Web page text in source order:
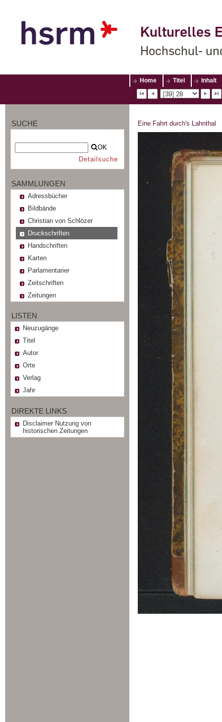
Kulturelles
Hochschul-
Home Titel Inhalt
SUCHE
OK
Detailsuche
SAMMLUNGEN
Adressbücher
Bildbände
Christian von Schlözer
Druckschriften
Handschriften
Karten
Parlamentarier
Zeitschriften
Zeitungen
LISTEN
Neuzugänge
Titel
Autor
Orte
Verlag
Jahr
DIREKTE LINKS
Disclaimer Nutzung von
historischen Zeitungen
Eine Fahrt durch's Lahnthal